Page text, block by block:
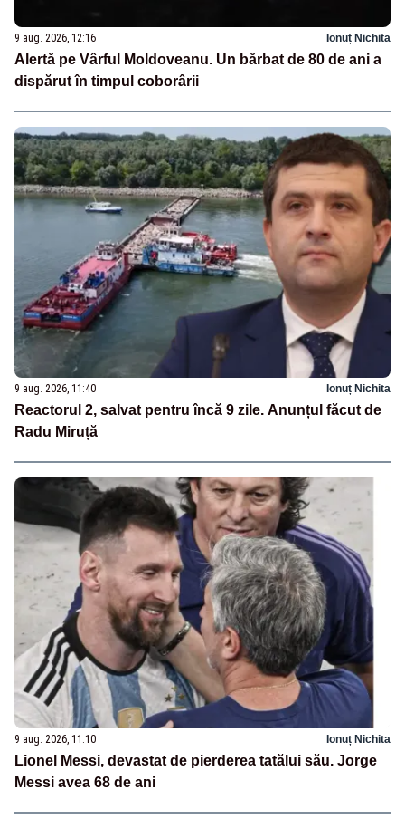
9 aug. 2026, 12:16 Ionuț Nichita
Alertă pe Vârful Moldoveanu. Un bărbat de 80 de ani a
dispărut în timpul coborârii
9 aug. 2026, 11:40 Ionuț Nichita
Reactorul 2, salvat pentru încă 9 zile. Anunțul făcut de
Radu Miruță
9 aug. 2026, 11:10 Ionuț Nichita
Lionel Messi, devastat de pierderea tatălui său. Jorge
Messi avea 68 de ani